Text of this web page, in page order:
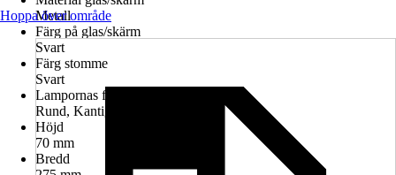
Metall
Färg på glas/skärm
Svart
Färg stomme
Svart
Lampornas form
Rund, Kantig, Rektangulär
Höjd
70 mm
Bredd
Hoppa över område